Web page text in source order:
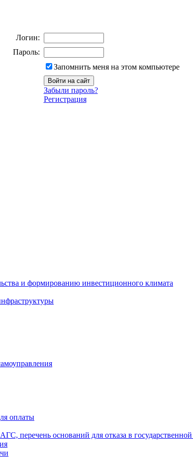
Логин:
Пароль:
Запомнить меня на этом компьютере
Забыли пароль?
Регистрация
и формированию инвестиционного климата
оплаты
перечень оснований для отказа в